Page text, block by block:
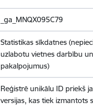
_ga_MNQX095C79
Statistikas sīkdatnes
uzlabotu vietnes darbību un
pakalpojumus)
Reģistrē unikālu ID priekš
versijas, kas tiek izmantots